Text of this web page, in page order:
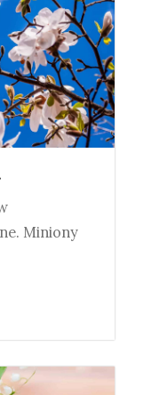
Miniony